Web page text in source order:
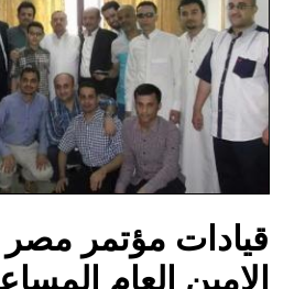
قيادات مؤتمر مصر
الامين العام